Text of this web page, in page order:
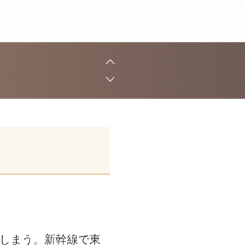
まう。新幹線で東